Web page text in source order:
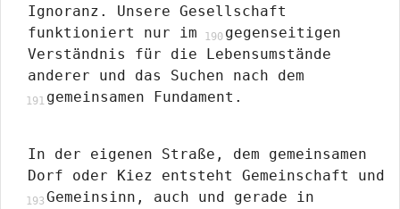
Ignoranz. Unsere Gesellschaft
funktioniert nur im
gegenseitigen
Verständnis für die Lebensumstände
anderer und das Suchen nach dem
gemeinsamen Fundament.
In der eigenen Straße, dem gemeinsamen
Dorf oder Kiez entsteht Gemeinschaft und
Gemeinsinn, auch und gerade in